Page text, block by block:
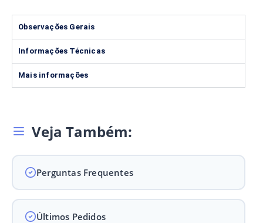
Observações Gerais
Informações Técnicas
Mais informações
Veja Também:
Perguntas Frequentes
Últimos Pedidos